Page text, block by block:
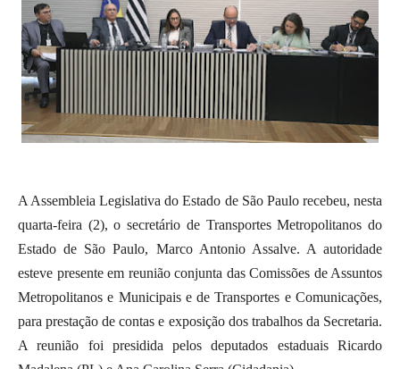
A Assembleia Legislativa do Estado de São Paulo recebeu, nesta
quarta-feira (2), o secretário de Transportes Metropolitanos do
Estado de São Paulo, Marco Antonio Assalve. A autoridade
esteve presente em reunião conjunta das Comissões de Assuntos
Metropolitanos e Municipais e de Transportes e Comunicações,
para prestação de contas e exposição dos trabalhos da Secretaria.
A reunião foi presidida pelos deputados estaduais Ricardo